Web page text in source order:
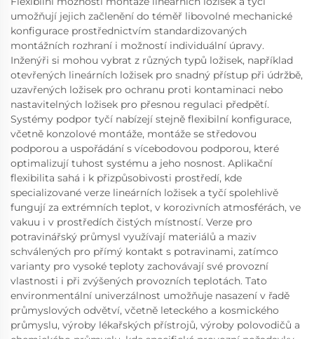
umožňují jejich začlenění do téměř libovolné mechanické
konfigurace prostřednictvím standardizovaných
montážních rozhraní i možností individuální úpravy.
Inženýři si mohou vybrat z různých typů ložisek, například
otevřených lineárních ložisek pro snadný přístup při údržbě,
uzavřených ložisek pro ochranu proti kontaminaci nebo
nastavitelných ložisek pro přesnou regulaci předpětí.
Systémy podpor tyčí nabízejí stejně flexibilní konfigurace,
včetně konzolové montáže, montáže se středovou
podporou a uspořádání s vícebodovou podporou, které
optimalizují tuhost systému a jeho nosnost. Aplikační
flexibilita sahá i k přizpůsobivosti prostředí, kde
specializované verze lineárních ložisek a tyčí spolehlivě
fungují za extrémních teplot, v korozivních atmosférách, ve
vakuu i v prostředích čistých místností. Verze pro
potravinářský průmysl využívají materiálů a maziv
schválených pro přímý kontakt s potravinami, zatímco
varianty pro vysoké teploty zachovávají své provozní
vlastnosti i při zvýšených provozních teplotách. Tato
environmentální univerzálnost umožňuje nasazení v řadě
průmyslových odvětví, včetně leteckého a kosmického
průmyslu, výroby lékařských přístrojů, výroby polovodičů a